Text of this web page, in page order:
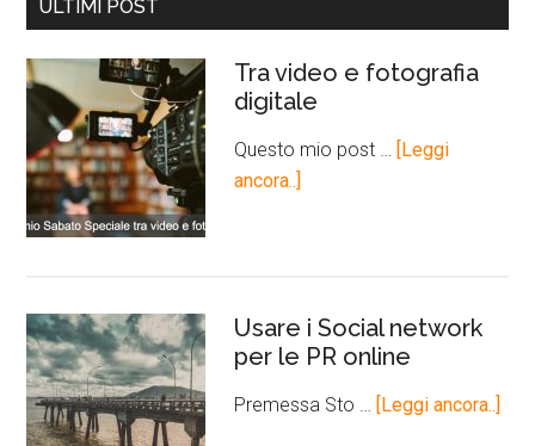
ULTIMI POST
Tra video e fotografia
digitale
Questo mio post … [Leggi
ancora..]
Usare i Social network
per le PR online
Premessa Sto … [Leggi ancora..]